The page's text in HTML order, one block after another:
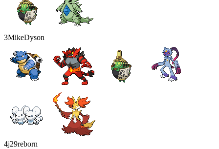
3MikeDyson
4j29reborn